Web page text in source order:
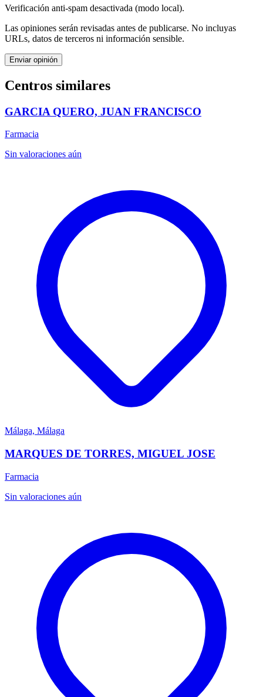
Verificación anti-spam desactivada (modo local).
Las opiniones serán revisadas antes de publicarse. No incluyas
URLs, datos de terceros ni información sensible.
Enviar opinión
Centros similares
GARCIA QUERO, JUAN FRANCISCO
Farmacia
Sin valoraciones aún
Málaga, Málaga
MARQUES DE TORRES, MIGUEL JOSE
Farmacia
Sin valoraciones aún